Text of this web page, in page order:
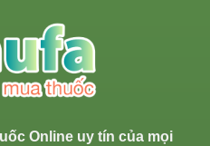
Online uy tín của mọi